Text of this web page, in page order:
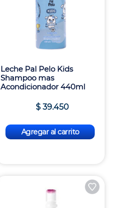
Leche Pal Pelo Kids
Shampoo mas
Acondicionador 440ml
$ 39.450
Agregar al carrito